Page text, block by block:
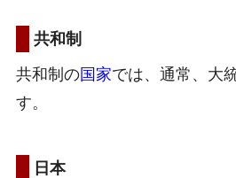
共和制
共和制の国家では、通常、大
す。
日本